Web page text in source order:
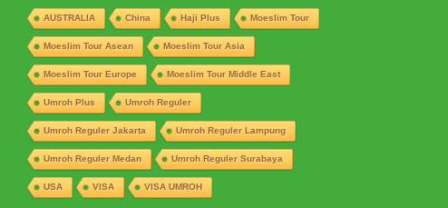
AUSTRALIA China Haji Plus Moeslim Tour
Moeslim Tour Asean Moeslim Tour Asia
Moeslim Tour Europe Moeslim Tour Middle East
Umroh Plus Umroh Reguler
Umroh Reguler Jakarta Umroh Reguler Lampung
Umroh Reguler Medan Umroh Reguler Surabaya
USA VISA VISA UMROH